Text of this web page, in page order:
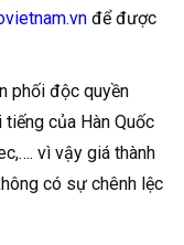
để được
phối độc quyền
của Hàn Quốc
vì vậy giá thành
có sự chênh lệc